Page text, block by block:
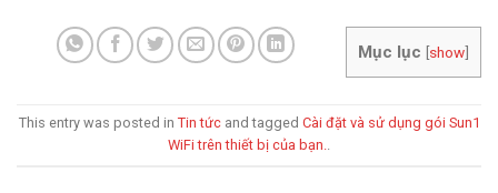
Mục lục [show]
This entry was posted in Tin tứcand tagged Cài đặt và sử dụng gói Sun1
WiFi trên thiết bị của bạn..